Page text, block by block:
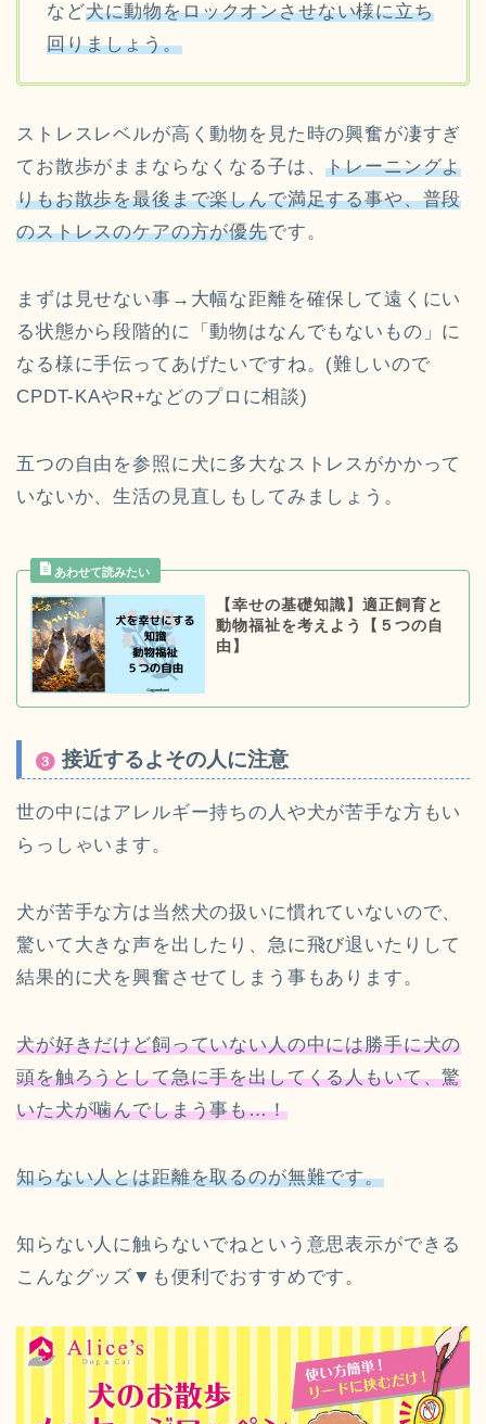
など犬に動物をロックオンさせない様に立ち
回りましょう。
ストレスレベルが高く動物を見た時の興奮が凄すぎ
てお散歩がままならなくなる子は、トレーニングよ
りもお散歩を最後まで楽しんで満足する事や、普段
のストレスのケアの方が優先です。
まずは見せない事→大幅な距離を確保して遠くにい
る状態から段階的に「動物はなんでもないもの」に
なる様に手伝ってあげたいですね。(難しいので
CPDT-KAやR+などのプロに相談)
五つの自由を参照に犬に多大なストレスがかかって
いないか、生活の見直しもしてみましょう。
【幸せの基礎知識】適正飼育と
動物福祉を考えよう【５つの自
由】
接近するよその人に注意
世の中にはアレルギー持ちの人や犬が苦手な方もい
らっしゃいます。
犬が苦手な方は当然犬の扱いに慣れていないので、
驚いて大きな声を出したり、急に飛び退いたりして
結果的に犬を興奮させてしまう事もあります。
犬が好きだけど飼っていない人の中には勝手に犬の
頭を触ろうとして急に手を出してくる人もいて、驚
いた犬が噛んでしまう事も…！
知らない人とは距離を取るのが無難です。
知らない人に触らないでねという意思表示ができる
こんなグッズ▼も便利でおすすめです。